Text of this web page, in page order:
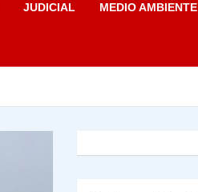
JUDICIAL MEDIO AMBIENTE